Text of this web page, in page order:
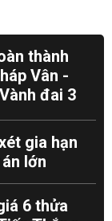
thành
Vân -
đai 3
gia hạn
lớn
6 thửa